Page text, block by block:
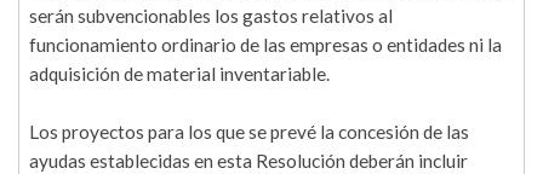
serán subvencionables los gastos relativos al
funcionamiento ordinario de las empresas o entidades ni la
adquisición de material inventariable.
Los proyectos para los que se prevé la concesión de las
ayudas establecidas en esta Resolución deberán incluir